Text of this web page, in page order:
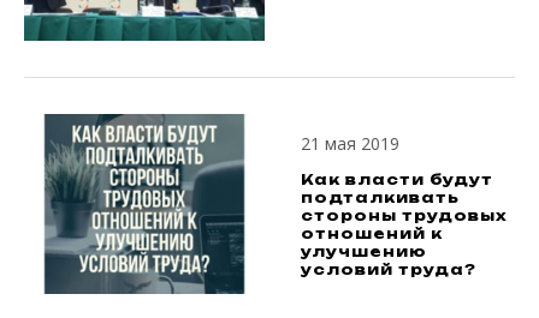
21 мая 2019
Как власти будут
подталкивать
стороны трудовых
отношений к
улучшению
условий труда?